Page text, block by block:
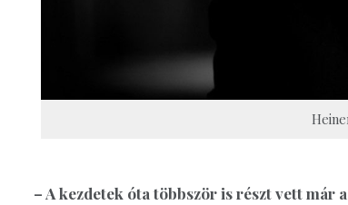
– A kezdetek óta többször is részt vett már